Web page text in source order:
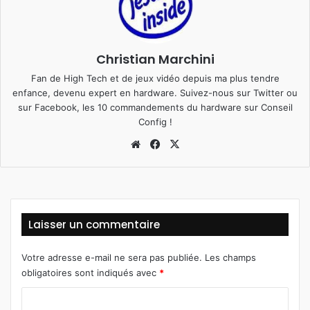
Christian Marchini
Fan de High Tech et de jeux vidéo depuis ma plus tendre
enfance, devenu expert en hardware. Suivez-nous sur Twitter ou
sur Facebook, les 10 commandements du hardware sur Conseil
Config !
We
Fa
Laisser un commentaire
Votre adresse e-mail ne sera pas publiée. Les champs
obligatoires sont indiqués avec *